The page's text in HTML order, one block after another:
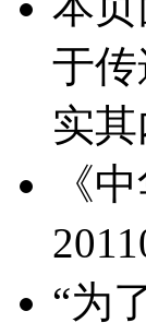
于
实其
《
“为